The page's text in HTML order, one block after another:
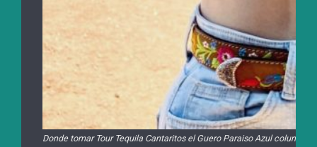
Donde tomar Tour Tequila Cantaritos el Guero Paraiso Azul columpio